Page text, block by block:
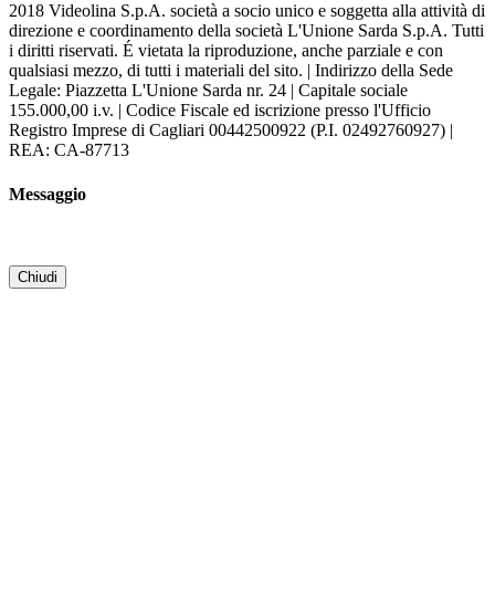
2018 Videolina S.p.A. società a socio unico e soggetta alla attività di
direzione e coordinamento della società L'Unione Sarda S.p.A. Tutti
i diritti riservati. É vietata la riproduzione, anche parziale e con
qualsiasi mezzo, di tutti i materiali del sito. | Indirizzo della Sede
Legale: Piazzetta L'Unione Sarda nr. 24 | Capitale sociale
155.000,00 i.v. | Codice Fiscale ed iscrizione presso l'Ufficio
Registro Imprese di Cagliari 00442500922 (P.I. 02492760927) |
REA: CA-87713
Messaggio
Chiudi